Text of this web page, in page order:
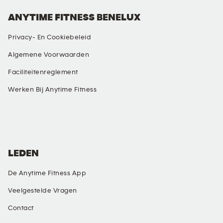
ANYTIME FITNESS BENELUX
Privacy- En Cookiebeleid
Algemene Voorwaarden
Faciliteitenreglement
Werken Bij Anytime Fitness
LEDEN
De Anytime Fitness App
Veelgestelde Vragen
Contact